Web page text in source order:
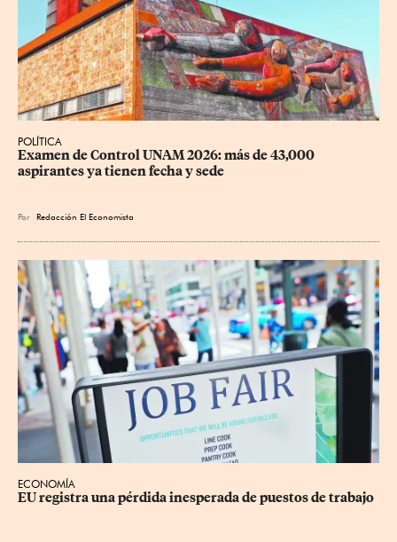
POLÍTICA
Examen de Control UNAM 2026: más de 43,000
aspirantes ya tienen fecha y sede
Por Redacción El Economista
ECONOMÍA
EU registra una pérdida inesperada de puestos de trabajo